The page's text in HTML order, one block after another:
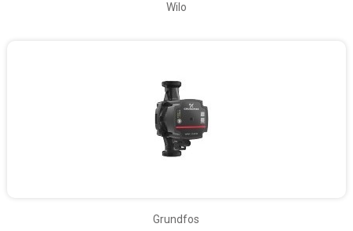
Wilo
Grundfos